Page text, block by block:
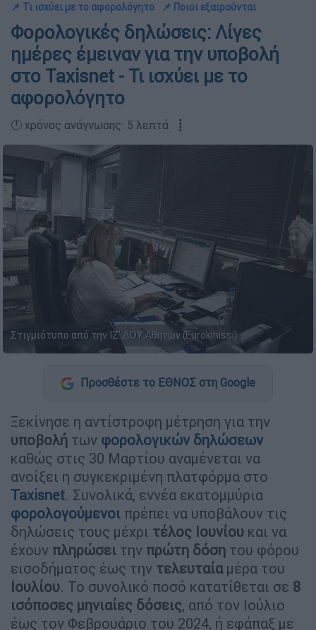
📌 Τι ισχύει με το αφορολόγητο
📌 Ποιοι εξαιρούνται
Φορολογικές δηλώσεις: Λίγες
ημέρες έμειναν για την υποβολή
στο Taxisnet - Τι ισχύει με το
αφορολόγητο
🕛 χρόνος ανάγνωσης: 5 λεπτά ┋
Στιγμιότυπο από την ΙΖ' ΔΟΥ Αθηνών (Eurokinissi)
Προσθέστε το ΕΘΝΟΣ στη Google
Ξεκίνησε η αντίστροφη μέτρηση για την
υποβολή των φορολογικών δηλώσεων
καθώς στις 30 Μαρτίου αναμένεται να
ανοίξει η συγκεκριμένη πλατφόρμα στο
Taxisnet. Συνολικά, εννέα εκατομμύρια
φορολογούμενοι πρέπει να υποβάλουν τις
δηλώσεις τους μέχρι τέλος Ιουνίου και να
έχουν πληρώσει την πρώτη δόση του φόρου
εισοδήματος έως την τελευταίαμέρα του
Ιουλίου. Το συνολικό ποσό κατατίθεται σε 8
ισόποσες μηνιαίες δόσεις, από τον Ιούλιο
έως τον Φεβρουάριο του 2024, ή εφάπαξ με